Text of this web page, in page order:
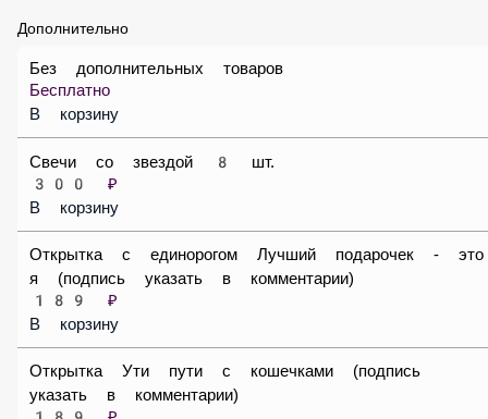
Дополнительно
Без дополнительных товаров
Бесплатно
В корзину
Свечи со звездой 8 шт.
300 ₽
В корзину
Открытка с единорогом Лучший подарочек - это я
(подпись указать в комментарии)
189 ₽
Открытка Ути пути с кошечками (подпись указать в